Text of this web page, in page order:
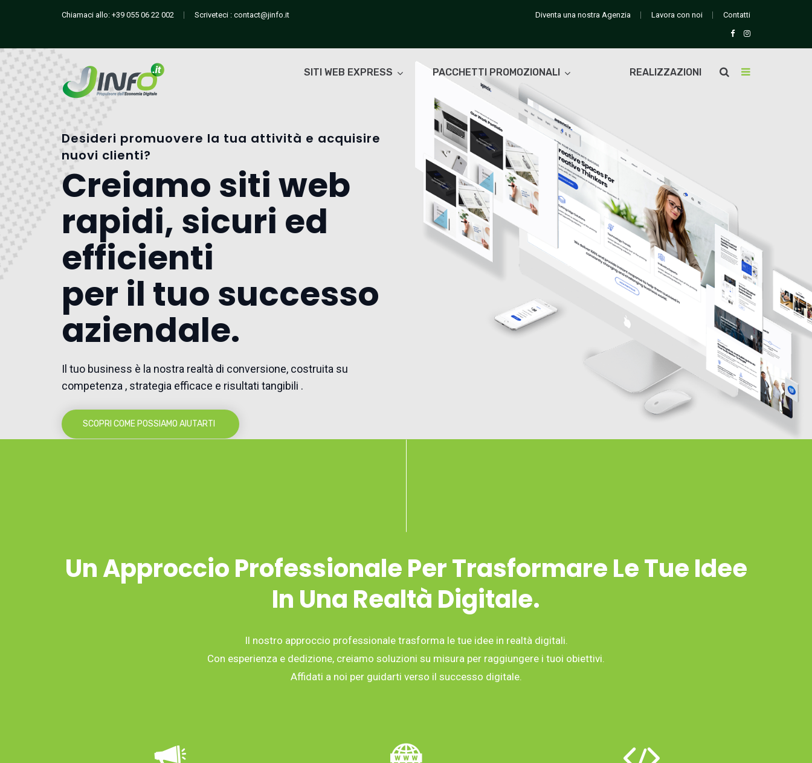
Chiamaci allo: +39 055 06 22 002 Scriveteci : contact@jinfo.it Diventa una nostra Agenzia Lavora con noi Contatti
SITI WEB EXPRESS PACCHETTI PROMOZIONALI REALIZZAZIONI
Desideri promuovere la tua attività e acquisire
nuovi clienti?
Creiamo siti web
rapidi, sicuri ed
efficienti
per il tuo successo
aziendale.
Il tuo business è la nostra realtà di conversione, costruita su
competenza , strategia efficace e risultati tangibili .
SCOPRI COME POSSIAMO AIUTARTI
Un Approccio Professionale Per Trasformare Le Tue Idee
In Una Realtà Digitale.
Il nostro approccio professionale trasforma le tue idee in realtà digitali.
Con esperienza e dedizione, creiamo soluzioni su misura per raggiungere i tuoi obiettivi.
Affidati a noi per guidarti verso il successo digitale.